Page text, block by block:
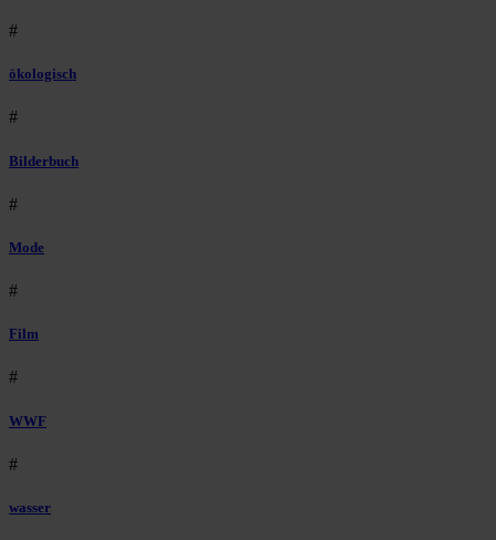
#
ökologisch
#
Bilderbuch
#
Mode
#
Film
#
WWF
#
wasser